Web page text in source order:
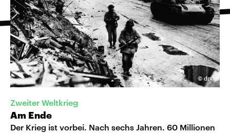
©dpa
Zweiter Weltkrieg
Am Ende
Der Krieg ist vorbei. Nach sechs Jahren. 60 Millionen